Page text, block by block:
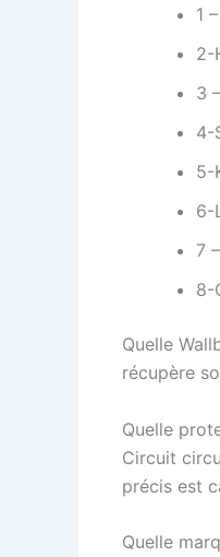
1
2-
3
4-
5-
6-
7
8-
Quelle
récupère
Quelle
Circuit
précis est
Quelle